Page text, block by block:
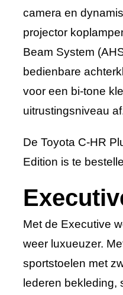
camera en
projector
Beam System
bedienbare
voor een bi-tone
uitrustingsniveau
De Toyota C-HR
Edition is te
Met de Executive
weer luxueuzer.
sportstoelen met
lederen bekleding,